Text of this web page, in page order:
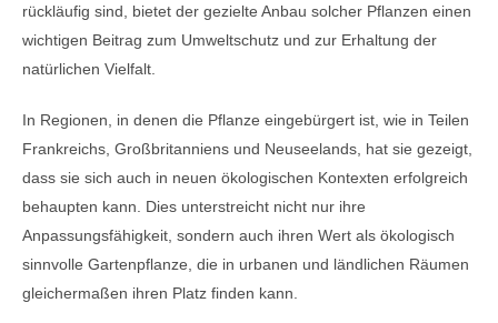
rückläufig sind, bietet der gezielte Anbau solcher Pflanzen einen
wichtigen Beitrag zum Umweltschutz und zur Erhaltung der
natürlichen Vielfalt.
In Regionen, in denen die Pflanze eingebürgert ist, wie in Teilen
Frankreichs, Großbritanniens und Neuseelands, hat sie gezeigt,
dass sie sich auch in neuen ökologischen Kontexten erfolgreich
behaupten kann. Dies unterstreicht nicht nur ihre
Anpassungsfähigkeit, sondern auch ihren Wert als ökologisch
sinnvolle Gartenpflanze, die in urbanen und ländlichen Räumen
gleichermaßen ihren Platz finden kann.